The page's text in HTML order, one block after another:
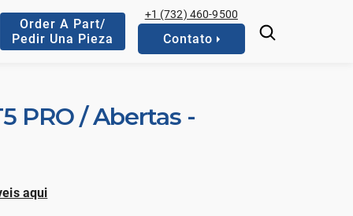
Order A Part/
Pedir Una Pieza
+1 (732) 460-9500
Contato
PRO / Abertas -
aqui